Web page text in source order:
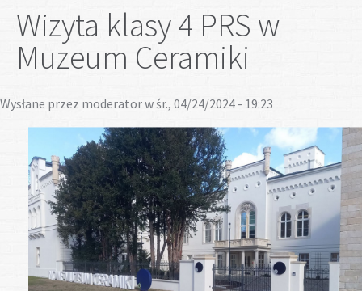
Aktualności
Szkoła
Strefa ucznia
Strefa rodzica
Projekty
Wizyta klasy 4 PRS w
Muzeum Ceramiki
Wysłane przez moderatorw śr., 04/24/2024 - 19:23